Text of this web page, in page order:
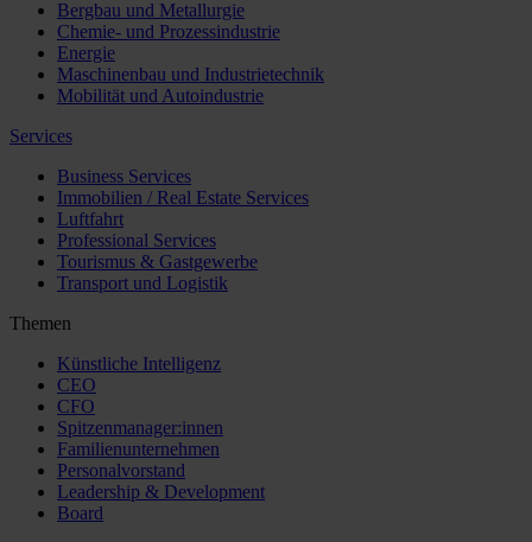
Bergbau und Metallurgie
Chemie- und Prozessindustrie
Energie
Maschinenbau und Industrietechnik
Mobilität und Autoindustrie
Services
Business Services
Immobilien / Real Estate Services
Luftfahrt
Professional Services
Tourismus & Gastgewerbe
Transport und Logistik
Themen
Künstliche Intelligenz
CEO
CFO
Spitzenmanager:innen
Familienunternehmen
Personalvorstand
Leadership & Development
Board